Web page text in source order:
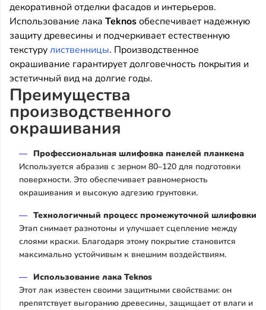
декоративной отделки фасадов и интерьеров.
Использование лака Teknosобеспечивает надежную
защиту древесины и подчеркивает естественную
текстурулиственницы. Производственное
окрашивание гарантирует долговечность покрытия и
эстетичный вид на долгие годы.
Преимущества
производственного
окрашивания
Профессиональная шлифовка панелей планкена
Используется абразив с зерном 80–120 для подготовки
поверхности. Это обеспечивает равномерность
окрашивания и высокую адгезию грунтовки.
Технологичный процесс промежуточной шлифовки
Этап снимает разнотоны и улучшает сцепление между
слоями краски. Благодаря этому покрытие становится
максимально устойчивым к внешним воздействиям.
Использование лака Teknos
Этот лак известен своими защитными свойствами: он
препятствует выгоранию древесины, защищает от влаги и